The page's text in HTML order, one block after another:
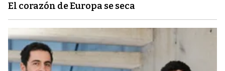
El corazón de Europa se seca